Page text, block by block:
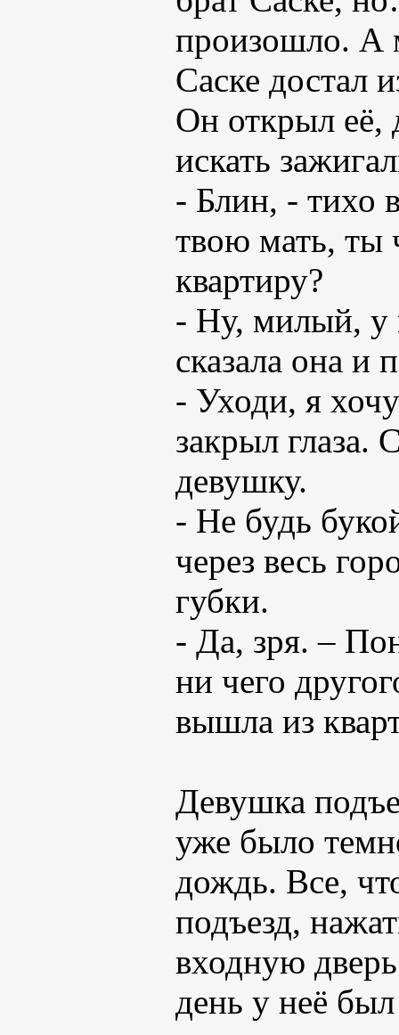
произошло. А
Саске достал
Он открыл её,
искать
- Блин, - тихо
твою мать, ты
квартиру?
- Ну, милый, у
сказала она и
- Уходи, я
закрыл глаза.
девушку.
- Не будь
через весь
губки.
- Да, зря. –
ни чего
вышла из
Девушка
уже было
дождь. Все,
подъезд,
входную
день у неё